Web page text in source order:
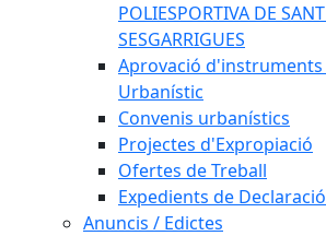
POLIESPORTIVA DE
SESGARRIGUES
Aprovació
Urbanístic
Convenis urbanístics
Projectes d'Expropiació
Ofertes de Treball
Expedients de
Anuncis / Edictes